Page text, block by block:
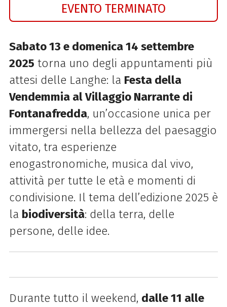
EVENTO TERMINATO
Sabato 13 e domenica 14 settembre
2025 torna uno degli appuntamenti più
attesi delle Langhe: la Festa della
Vendemmia al Villaggio Narrante di
Fontanafredda, un’occasione unica per
immergersi nella bellezza del paesaggio
vitato, tra esperienze
enogastronomiche, musica dal vivo,
attività per tutte le età e momenti di
condivisione. Il tema dell’edizione 2025 è
la biodiversità: della terra, delle
persone, delle idee.
Durante tutto il weekend, dalle 11 alle